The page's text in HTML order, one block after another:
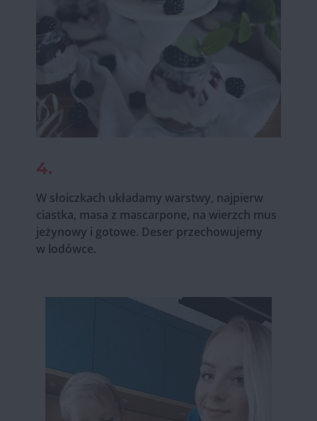
4.
W słoiczkach układamy warstwy, najpierw
ciastka, masa z mascarpone, na wierzch mus
jeżynowy i gotowe. Deser przechowujemy
w lodówce.